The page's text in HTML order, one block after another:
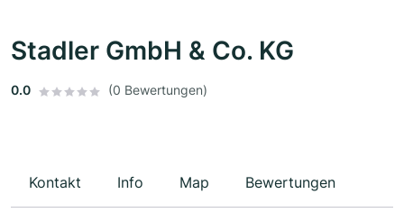
Stadler GmbH & Co. KG
0.0 (0 Bewertungen)
Kontakt Info Map Bewertungen